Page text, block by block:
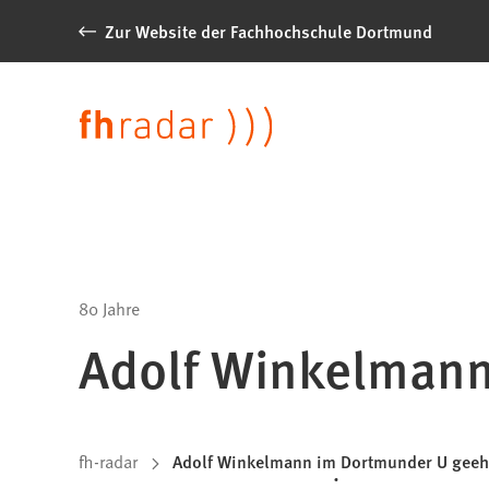
Inhalt anspringenZur Website der Fachhochschule Dortmund
der
Sprache
80 Jahre
Adolf
Sie
fh-radar Adolf Winkelmann im Dortmunder U